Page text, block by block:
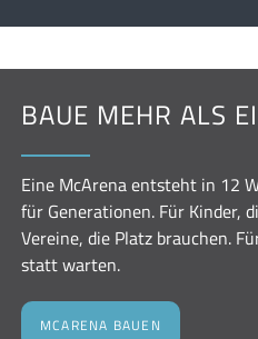
BAUE MEHR ALS
Eine McArena entsteht in 12
für Generationen. Für Kinder,
Vereine, die Platz brauchen.
statt warten.
MCARENA BAUEN